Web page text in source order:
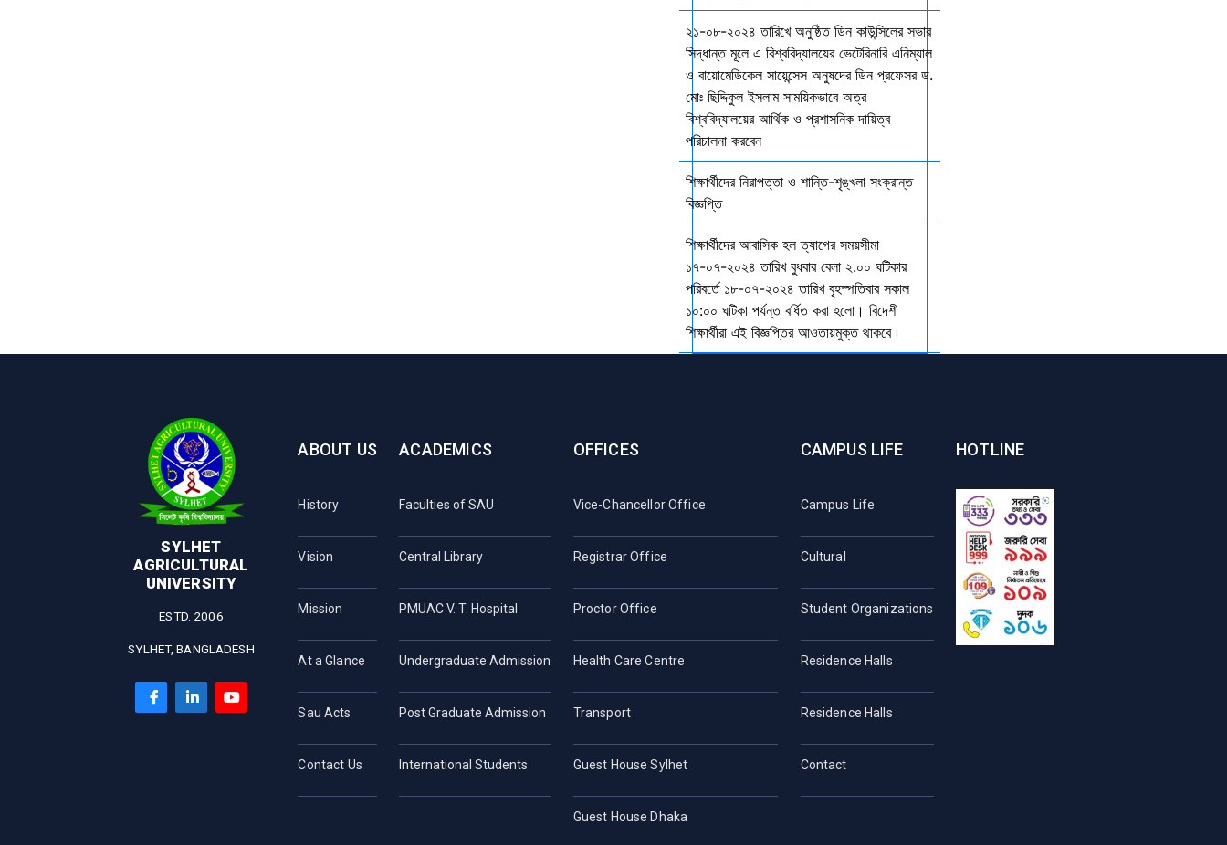
২১-০৮-২০২৪ তারিখে অনুষ্ঠিত ডিন কাউন্সিলের সভার
সিদ্ধান্ত মূলে এ বিশ্ববিদ্যালয়ের ভেটেরিনারি এনিম্যাল
ও বায়োমেডিকেল সায়েন্সেস অনুষদের ডিন প্রফেসর ড.
মোঃ ছিদ্দিকুল ইসলাম সাময়িকভাবে অত্র
বিশ্ববিদ্যালয়ের আর্থিক ও প্রশাসনিক দায়িত্ব
পরিচালনা করবেন
শিক্ষার্থীদের নিরাপত্তা ও শান্তি-শৃঙ্খলা সংক্রান্ত
বিজ্ঞপ্তি
শিক্ষার্থীদের আবাসিক হল ত্যাগের সময়সীমা
১৭-০৭-২০২৪ তারিখ বুধবার বেলা ২.০০ ঘটিকার
পরিবর্তে ১৮-০৭-২০২৪ তারিখ বৃহস্পতিবার সকাল
১০:০০ ঘটিকা পর্যন্ত বর্ধিত করা হলো। বিদেশী
শিক্ষার্থীরা এই বিজ্ঞপ্তির আওতায়মুক্ত থাকবে।
SYLHET
AGRICULTURAL
UNIVERSITY
ESTD. 2006
SYLHET, BANGLADESH
ABOUT US
History
Vision
Mission
At a Glance
Sau Acts
Contact Us
ACADEMICS
Faculties of SAU
Central Library
PMUAC V. T. Hospital
Undergraduate Admission
Post Graduate Admission
International Students
OFFICES
Vice-Chancellor Office
Registrar Office
Proctor Office
Health Care Centre
Transport
Guest House Sylhet
Guest House Dhaka
CAMPUS LIFE
Campus Life
Cultural
Student Organizations
Residence Halls
Residence Halls
Contact
HOTLINE